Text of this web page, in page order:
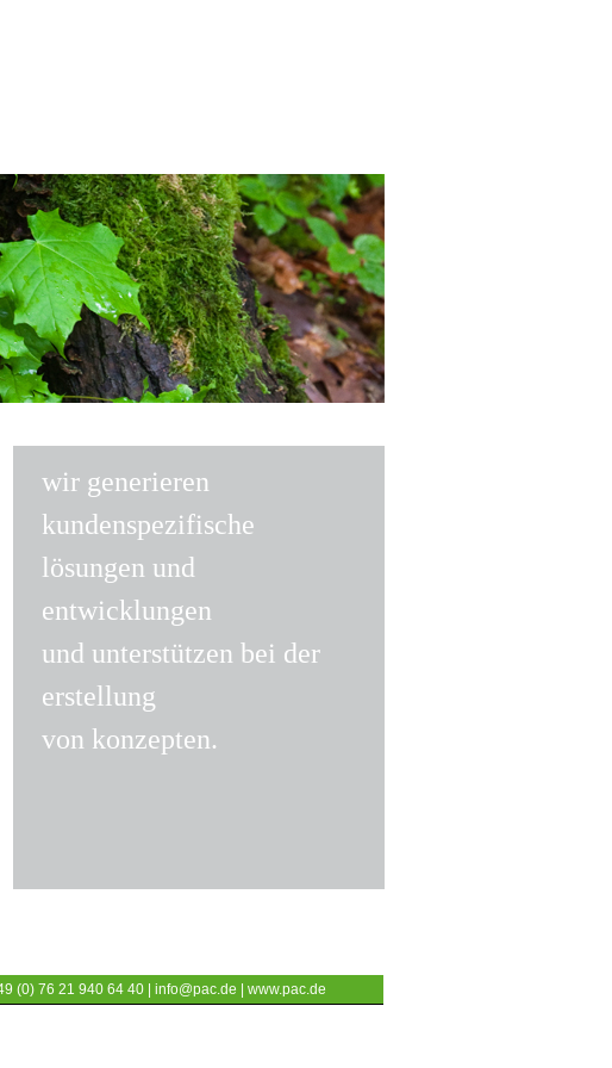
wir generieren
kundenspezifische
lösungen und
entwicklungen
und unterstützen bei der
erstellung
von konzepten.
(0) 76 21 940 64 40 | info@pac.de www.pac.de